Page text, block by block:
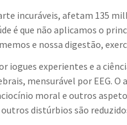
incuráveis, afetam 135
é que não aplicamos o
e nossa digestão,
iogues experientes e a
mensurável por EEG.
moral e outros
distúrbios são